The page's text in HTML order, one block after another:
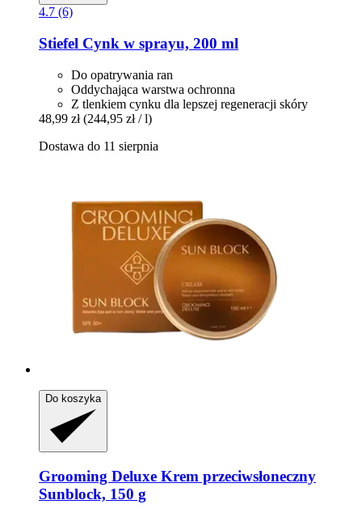
4.7 (6)
Stiefel Cynk w sprayu, 200 ml
Do opatrywania ran
Oddychająca warstwa ochronna
Z tlenkiem cynku dla lepszej regeneracji skóry
48,99 zł (244,95 zł / l)
Dostawa do 11 sierpnia
Do koszyka
Grooming Deluxe Krem przeciwsłoneczny
Sunblock, 150 g